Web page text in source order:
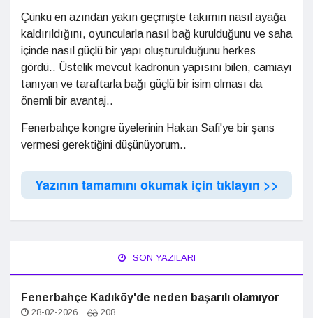
Çünkü en azından yakın geçmişte takımın nasıl ayağa
kaldırıldığını, oyuncularla nasıl bağ kurulduğunu ve saha
içinde nasıl güçlü bir yapı oluşturulduğunu herkes
gördü.. Üstelik mevcut kadronun yapısını bilen, camiayı
tanıyan ve taraftarla bağı güçlü bir isim olması da
önemli bir avantaj..
Fenerbahçe kongre üyelerinin Hakan Safi'ye bir şans
vermesi gerektiğini düşünüyorum..
Yazının tamamını okumak için tıklayın >>
SON YAZILARI
Fenerbahçe Kadıköy'de neden başarılı olamıyor
28-02-2026 208